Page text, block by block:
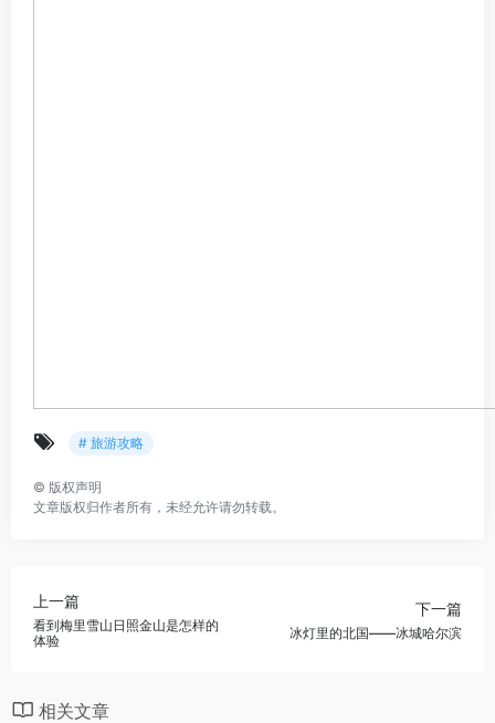
# 旅游攻略
© 版权声明
文章版权归作者所有，未经允许请勿转载。
上一篇
看到梅里雪山日照金山是怎样的
体验
下一篇
冰灯里的北国——冰城哈尔滨
相关文章